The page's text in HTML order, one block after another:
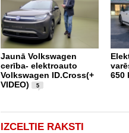
Jaunā Volkswagen
cerība- elektroauto
Volkswagen ID.Cross(+
VIDEO)
5
650
IZCELTIE RAKSTI